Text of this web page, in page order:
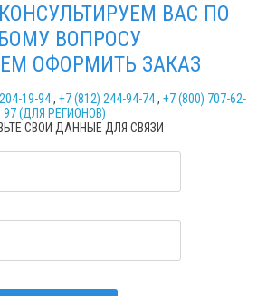
ВАС ПО
ВОПРОСУ
ОФОРМИТЬ ЗАКАЗ
19-94, +7 (812) 244-94-74, +7 (800) 707-62-
97 (ДЛЯ РЕГИОНОВ)
СВОИ ДАННЫЕ ДЛЯ СВЯЗИ